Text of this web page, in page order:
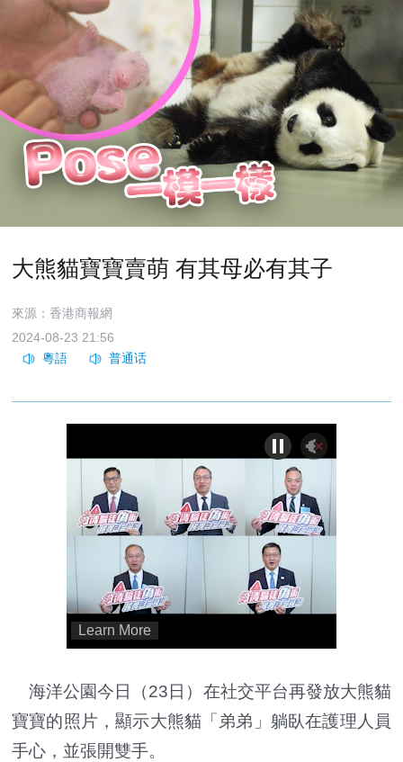
大熊貓寶寶賣萌 有其母必有其子
來源：香港商報網
2024-08-23 21:56
海洋公園今日（23日）在社交平台再發放大熊貓
寶寶的照片，顯示大熊貓「弟弟」躺臥在護理人員
手心，並張開雙手。